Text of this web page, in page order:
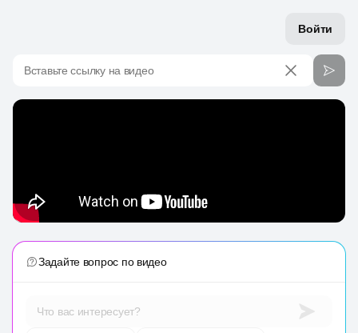
Войти
Вставьте ссылку на видео
Задайте вопрос по видео
Что вас интересует?